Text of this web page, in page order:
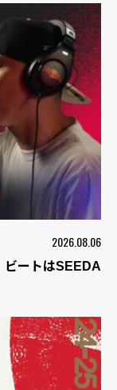
2026.08.06
ートはSEEDA